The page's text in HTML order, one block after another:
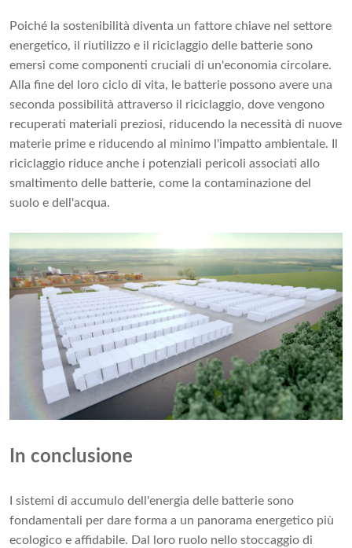
Poiché la sostenibilità diventa un fattore chiave nel settore
energetico, il riutilizzo e il riciclaggio delle batterie sono
emersi come componenti cruciali di un'economia circolare.
Alla fine del loro ciclo di vita, le batterie possono avere una
seconda possibilità attraverso il riciclaggio, dove vengono
recuperati materiali preziosi, riducendo la necessità di nuove
materie prime e riducendo al minimo l'impatto ambientale. Il
riciclaggio riduce anche i potenziali pericoli associati allo
smaltimento delle batterie, come la contaminazione del
suolo e dell'acqua.
In conclusione
I sistemi di accumulo dell'energia delle batterie sono
fondamentali per dare forma a un panorama energetico più
ecologico e affidabile. Dal loro ruolo nello stoccaggio di